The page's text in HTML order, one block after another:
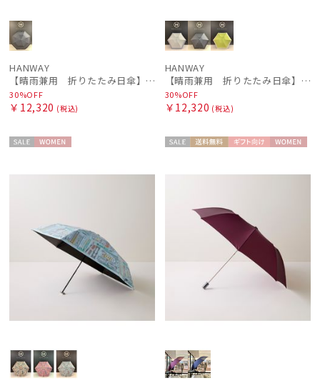
HANWAY
【晴雨兼用 折りたたみ日傘】ハンウェイ（ＨＡＮＷＡＹ）Contour border（コントゥアー・ボーダー)
30%OFF
￥12,320 (税込)
HANWAY
【晴雨兼用 折りたたみ日傘】ハンウェイ（ＨＡＮＷＡＹ）Contour border（コントゥアー・ボーダー)
30%OFF
￥12,320 (税込)